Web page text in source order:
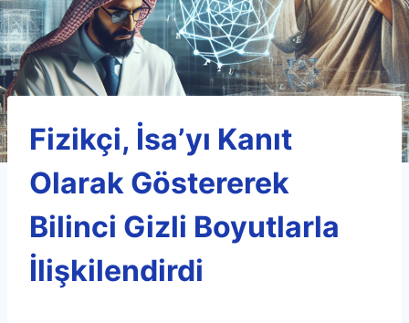
Fizikçi, İsa’yı Kanıt
Olarak Göstererek
Bilinci Gizli Boyutlarla
İlişkilendirdi